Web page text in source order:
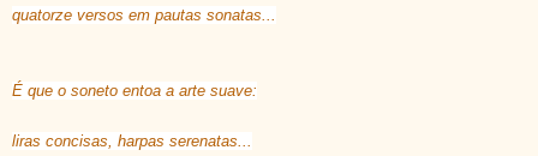
quatorze versos em pautas sonatas...
É que o soneto entoa a arte suave:
liras concisas, harpas serenatas...